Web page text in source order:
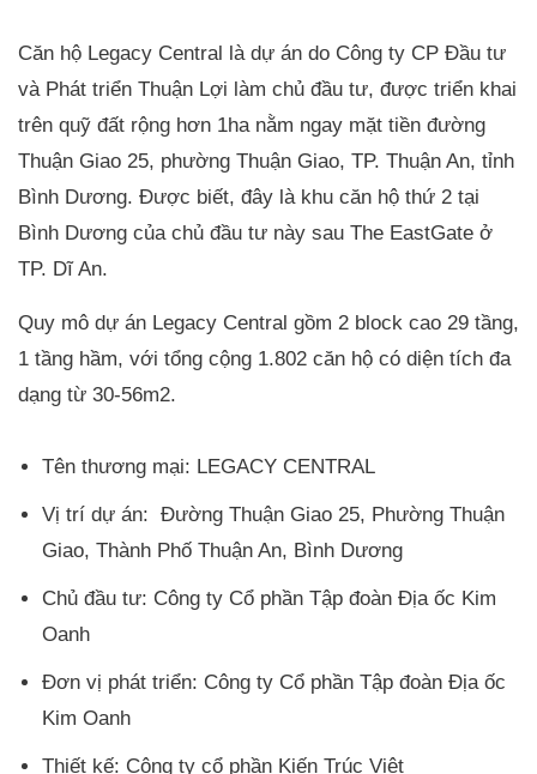
Căn hộ Legacy Central là dự án do Công ty CP Đầu tư
và Phát triển Thuận Lợi làm chủ đầu tư, được triển khai
trên quỹ đất rộng hơn 1ha nằm ngay mặt tiền đường
Thuận Giao 25, phường Thuận Giao, TP. Thuận An, tỉnh
Bình Dương. Được biết, đây là khu căn hộ thứ 2 tại
Bình Dương của chủ đầu tư này sau The EastGate ở
TP. Dĩ An.
Quy mô dự án Legacy Central gồm 2 block cao 29 tầng,
1 tầng hầm, với tổng cộng 1.802 căn hộ có diện tích đa
dạng từ 30-56m2.
Tên thương mại: LEGACY CENTRAL
Vị trí dự án: Đường Thuận Giao 25, Phường Thuận
Giao, Thành Phố Thuận An, Bình Dương
Chủ đầu tư: Công ty Cổ phần Tập đoàn Ðịa ốc Kim
Oanh
Đơn vị phát triển: Công ty Cổ phần Tập đoàn Ðịa ốc
Kim Oanh
Thiết kế: Công ty cổ phần Kiến Trúc Việt